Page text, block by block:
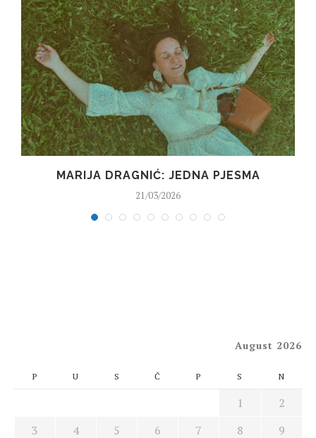
MARIJA DRAGNIĆ: JEDNA PJESMA
21/03/2026
August 2026
P U S Č P S N
1
2
3
4 5 6 7 8
9